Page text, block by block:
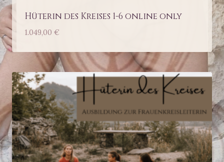
Hüterin des Kreises 1-6 online only
1.049,00 €